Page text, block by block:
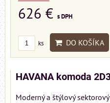
626 € s DPH
ks DO KOŠÍKA
HAVANA komoda
Moderný a štýlový